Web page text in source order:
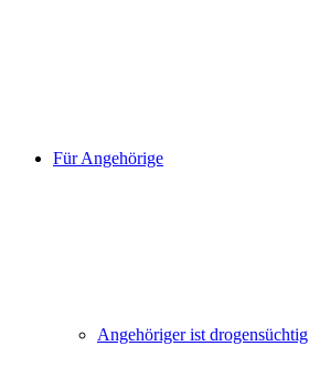
Für Angehörige
Angehöriger ist drogensüchtig